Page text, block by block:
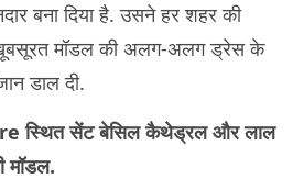
बना दिया है. उसने हर शहर की
मॉडल की अलग-अलग ड्रेस के
डाल दी.
स्थित सेंट बेसिल कैथेड्रल और लाल
मॉडल.